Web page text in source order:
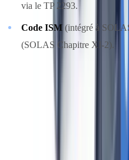
via le TP 2293.
Code ISM (intégré à
(SOLAS Chapitre XI-2).
Certificats de navires :
le Canada
canadiennes ou sous pavillon